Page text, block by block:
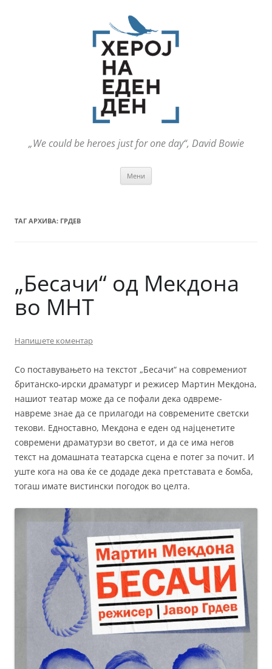
„We could be heroes just for one day“, David Bowie
Мени
ТАГ АРХИВА: ГРДЕВ
„Бесачи“ од Мекдона
во МНТ
Напишете коментар
Со поставувањето на текстот „Бесачи“ на современиот
британско-ирски драматург и режисер Мартин Мекдона,
нашиот театар може да се пофали дека одвреме-
навреме знае да се прилагоди на современите светски
текови. Едноставно, Мекдона е еден од најценетите
современи драматурзи во светот, и да се има негов
текст на домашната театарска сцена е потег за почит. И
уште кога на ова ќе се додаде дека претставата е бомба,
тогаш имате вистински погодок во целта.